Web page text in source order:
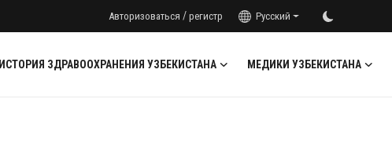
Авторизоваться / регистр Русский
ИСТОРИЯ ЗДРАВООХРАНЕНИЯ УЗБЕКИСТАНА МЕДИКИ УЗБЕКИСТАНА